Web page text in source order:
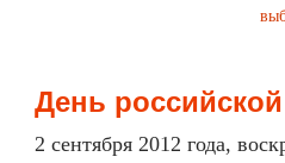
День
2 сентября 2012 года,